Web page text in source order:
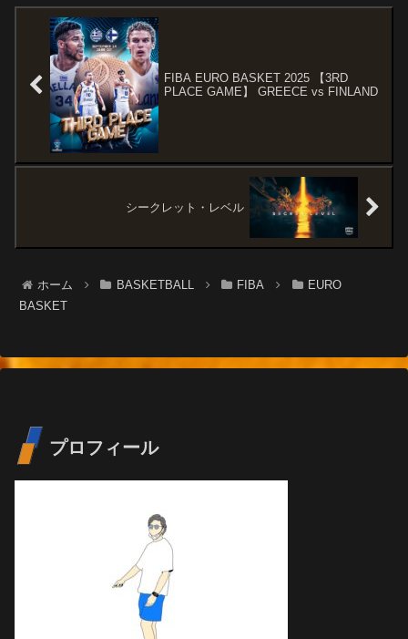
カーボベルデに惜敗。 そのカ
ーボベルデ相手に完勝している
ジョージア...
を誇ります。対するはフランス
FIBA EURO BASKET 2025 【3RD
PLACE GAME】 GREECE vs FINLAND
シークレット・レベル
ホーム BASKETBALL FIBA
EURO
BASKET
プロフィール